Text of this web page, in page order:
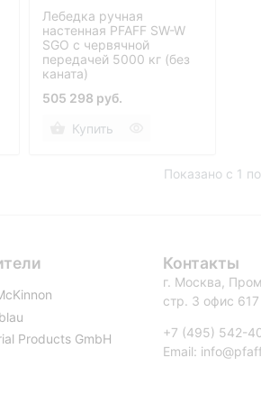
Лебедка ручная
настенная PFAFF SW-W
SGO с червячной
передачей 5000 кг (без
каната)
505 298 руб.
Купить
Показано с 1 по
Products GmbH
Контакты
г. Москва,
стр. 3 офис 617
+7 (495) 542-
Email: